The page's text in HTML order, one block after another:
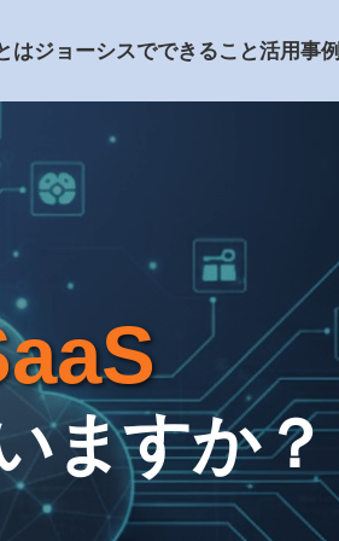
はジョーシスでできること活用事例
ますか？